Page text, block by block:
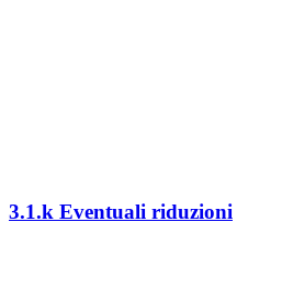
3.1.k Eventuali riduzioni